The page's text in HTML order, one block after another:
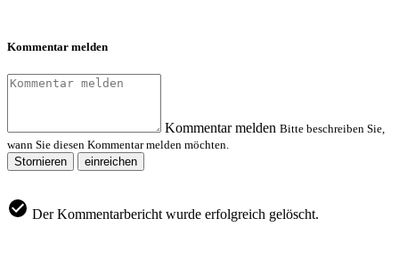
Kommentar melden
Kommentar melden Bitte beschreiben Sie,
wann Sie diesen Kommentar melden möchten.
Stornieren
einreichen
Der Kommentarbericht wurde erfolgreich gelöscht.